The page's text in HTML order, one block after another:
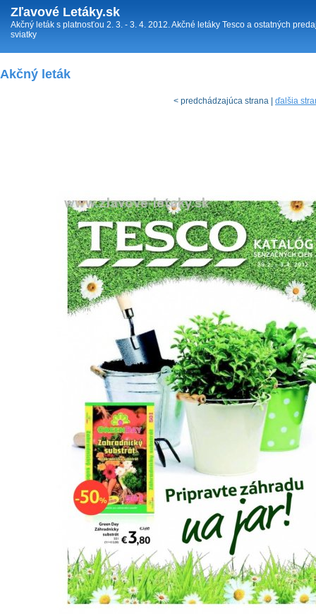
Zľavové Letáky.sk
Akčný leták s platnosťou 2. 3. - 3. 4. 2012. Akčné letáky Tesco a ostatných
sviatky
Akčný leták
< predchádzajúca strana | ďalšia